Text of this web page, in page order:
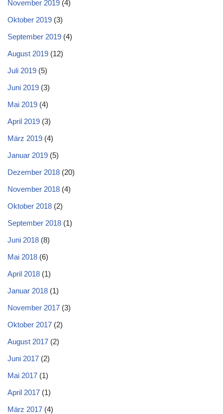
November 2019 (4)
Oktober 2019 (3)
September 2019 (4)
August 2019 (12)
Juli 2019 (5)
Juni 2019 (3)
Mai 2019 (4)
April 2019 (3)
März 2019 (4)
Januar 2019 (5)
Dezember 2018 (20)
November 2018 (4)
Oktober 2018 (2)
September 2018 (1)
Juni 2018 (8)
Mai 2018 (6)
April 2018 (1)
Januar 2018 (1)
November 2017 (3)
Oktober 2017 (2)
August 2017 (2)
Juni 2017 (2)
Mai 2017 (1)
April 2017 (1)
März 2017 (4)